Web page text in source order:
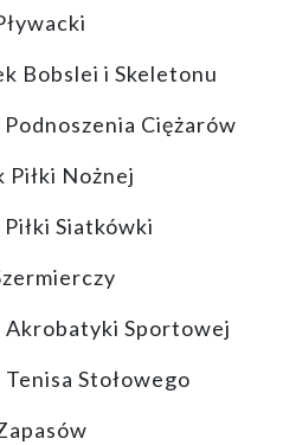
Bobslei i Skeletonu
Ciężarów
Piłki Nożnej
Siatkówki
Akrobatyki Sportowej
Stołowego